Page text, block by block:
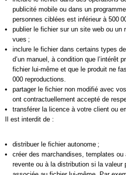
publicité mobile ou dans un
personnes ciblées est inférieur à 500
publier le fichier sur un site web ou un
vues ;
inclure le fichier dans certains types
d’un manuel, à condition que l’intérêt
fichier lui-même et que le produit ne
000 reproductions.
partager le fichier non modifié avec
ont contractuellement accepté de
transférer la licence à votre client ou
Il est interdit de :
distribuer le fichier autonome ;
créer des marchandises, templates
revente ou à la distribution si la valeur